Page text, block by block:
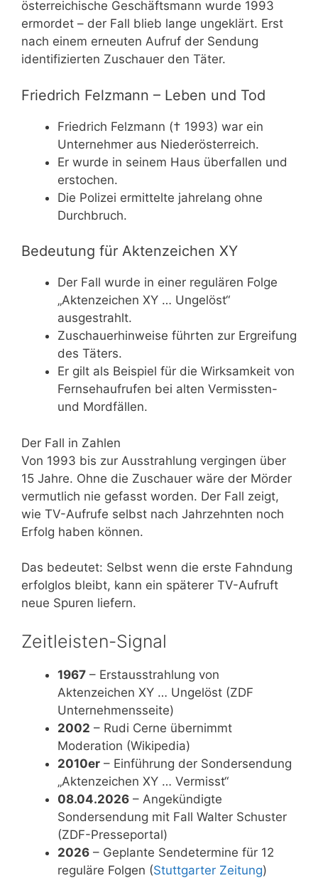
österreichische Geschäftsmann wurde 1993
ermordet – der Fall blieb lange ungeklärt. Erst
nach einem erneuten Aufruf der Sendung
identifizierten Zuschauer den Täter.
Friedrich Felzmann – Leben und Tod
Friedrich Felzmann († 1993) war ein
Unternehmer aus Niederösterreich.
Er wurde in seinem Haus überfallen und
erstochen.
Die Polizei ermittelte jahrelang ohne
Durchbruch.
Bedeutung für Aktenzeichen XY
Der Fall wurde in einer regulären Folge
„Aktenzeichen XY … Ungelöst“
ausgestrahlt.
Zuschauerhinweise führten zur Ergreifung
des Täters.
Er gilt als Beispiel für die Wirksamkeit von
Fernsehaufrufen bei alten Vermissten-
und Mordfällen.
Der Fall in Zahlen
Von 1993 bis zur Ausstrahlung vergingen über
15 Jahre. Ohne die Zuschauer wäre der Mörder
vermutlich nie gefasst worden. Der Fall zeigt,
wie TV-Aufrufe selbst nach Jahrzehnten noch
Erfolg haben können.
Das bedeutet: Selbst wenn die erste Fahndung
erfolglos bleibt, kann ein späterer TV-Aufruft
neue Spuren liefern.
Zeitleisten-Signal
1967 – Erstausstrahlung von
Aktenzeichen XY … Ungelöst (ZDF
Unternehmensseite)
2002 – Rudi Cerne übernimmt
Moderation (Wikipedia)
2010er – Einführung der Sondersendung
„Aktenzeichen XY … Vermisst“
08.04.2026 – Angekündigte
Sondersendung mit Fall Walter Schuster
(ZDF-Presseportal)
2026 – Geplante Sendetermine für 12
reguläre Folgen (Stuttgarter Zeitung)